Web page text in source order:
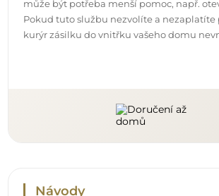
vzhledu.
Prohlédněte si návody k montáži a